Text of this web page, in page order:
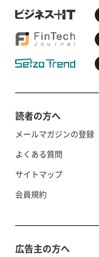
読者の方へ
メールマガジンの登録
よくある質問
サイトマップ
会員規約
広告主の方へ